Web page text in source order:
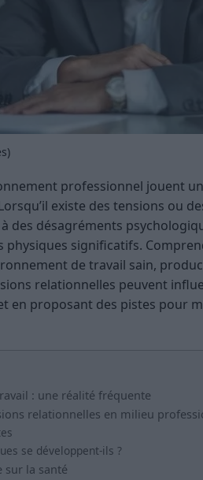
professionnel jouent
existe des tensions ou
des désagréments
significatifs.
de travail sain,
relationnelles peuvent
en proposant des pistes pour
: une réalité fréquente
relationnelles en milieu
se développent-ils ?
sur la santé